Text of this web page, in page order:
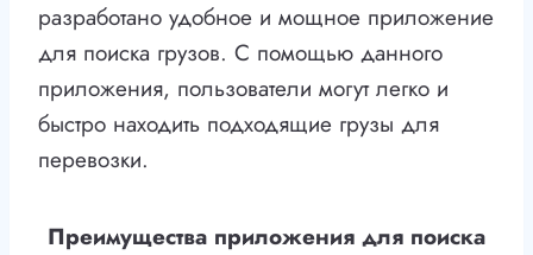
разработано удобное и мощное приложение
для поиска грузов. С помощью данного
приложения, пользователи могут легко и
быстро находить подходящие грузы для
перевозки.
Преимущества приложения для поиска